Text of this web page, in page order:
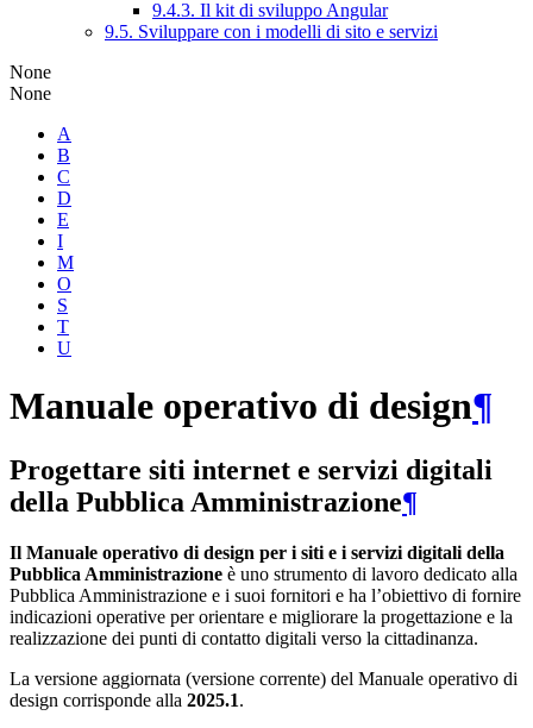
9.4.3. Il kit di sviluppo Angular
9.5. Sviluppare con i modelli di sito e servizi
None
None
A
B
C
D
E
I
M
O
S
T
U
Manuale operativo di design¶
Progettare siti internet e servizi digitali
della Pubblica Amministrazione¶
Il Manuale operativo di design per i siti e i servizi digitali della
Pubblica Amministrazione è uno strumento di lavoro dedicato alla
Pubblica Amministrazione e i suoi fornitori e ha l’obiettivo di fornire
indicazioni operative per orientare e migliorare la progettazione e la
realizzazione dei punti di contatto digitali verso la cittadinanza.
La versione aggiornata (versione corrente) del Manuale operativo di
design corrisponde alla 2025.1.